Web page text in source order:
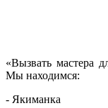
«Вызвать мастера
Мы находимся:
- Якиманка